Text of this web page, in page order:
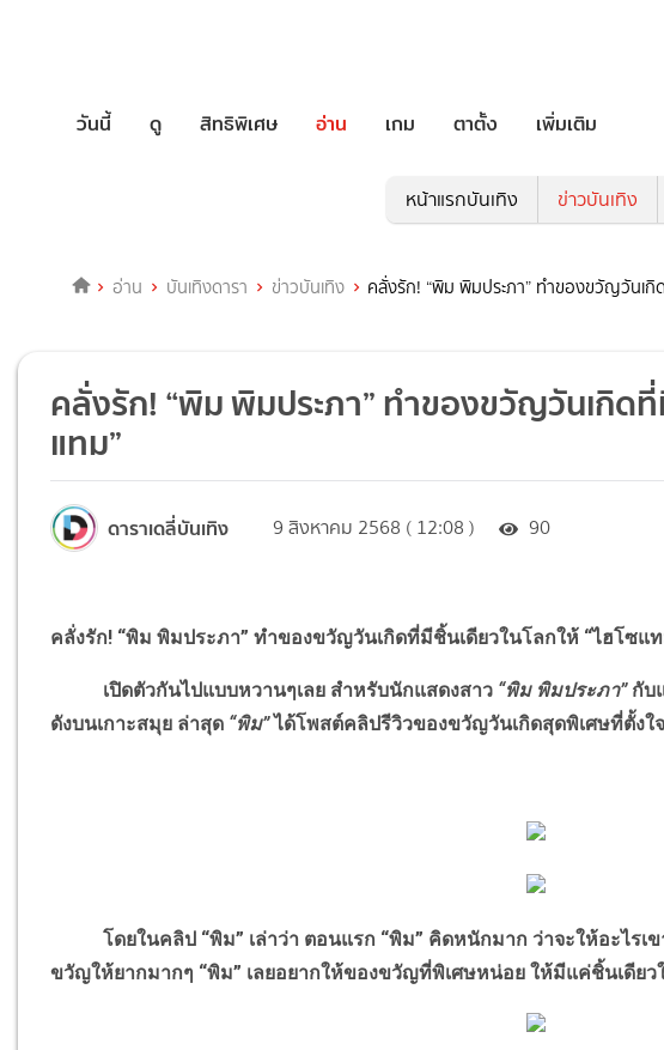
วันนี้ ดู สิทธิพิเศษ อ่าน เกม ตาตั้ง เพิ่มเติม
หน้าแรกบันเทิง ข่าวบันเทิง
อ่าน บันเทิงดารา ข่าวบันเทิง คลั่งรัก! “พิม พิมประภา” ทำของขวัญวันเกิด
คลั่งรัก! “พิม พิมประภา” ทำของขวัญวันเกิดที่มี
แทม”
ดาราเดลี่บันเทิง 9 สิงหาคม 2568 ( 12:08 ) 90
คลั่งรัก! “พิม พิมประภา” ทำของขวัญวันเกิดที่มีชิ้นเดียวในโลกให้ “ไฮโซแ
เปิดตัวกันไปแบบหวานๆเลย สำหรับนักแสดงสาว “พิม พิมประภา”กับ
ดังบนเกาะสมุย ล่าสุด “พิม”ได้โพสต์คลิปรีวิวของขวัญวันเกิดสุดพิเศษที่ตั้ง
โดยในคลิป “พิม” เล่าว่า ตอนแรก “พิม” คิดหนักมาก ว่าจะให้อะไรเข
ขวัญให้ยากมากๆ “พิม” เลยอยากให้ของขวัญที่พิเศษหน่อย ให้มีแค่ชิ้นเดียว